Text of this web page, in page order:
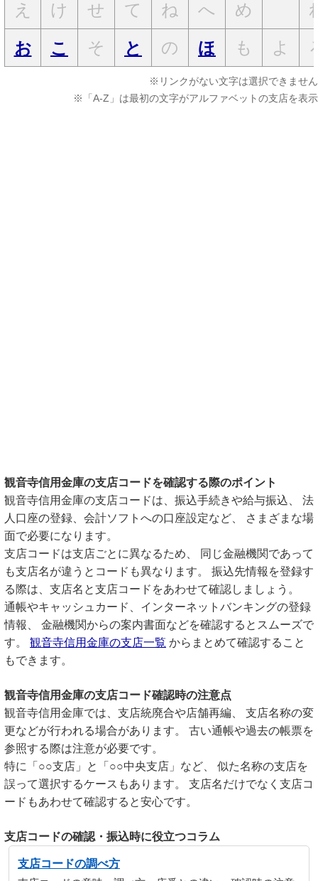
え
け せ て ね へ め
お
こ そ と の ほ も よ
※リンクがない文字は選択できません
※「A-Z」は最初の文字がアルファベットの支店を表示
観音寺信用金庫の支店コードを確認する際のポイント
観音寺信用金庫の支店コードは、振込手続きや給与振込、 法
人口座の登録、会計ソフトへの口座設定など、 さまざまな場
面で必要になります。
支店コードは支店ごとに異なるため、 同じ金融機関であって
も支店名が違うとコードも異なります。 振込先情報を登録す
る際は、支店名と支店コードをあわせて確認しましょう。
通帳やキャッシュカード、インターネットバンキングの登録
情報、 金融機関からの案内書面などを確認するとスムーズで
す。 観音寺信用金庫の支店一覧 からまとめて確認すること
もできます。
観音寺信用金庫の支店コード確認時の注意点
観音寺信用金庫では、支店統廃合や店舗再編、 支店名称の変
更などが行われる場合があります。 古い通帳や過去の帳票を
参照する際は注意が必要です。
特に「○○支店」と「○○中央支店」など、 似た名称の支店を
誤って選択するケースもあります。 支店名だけでなく支店コ
ードもあわせて確認すると安心です。
支店コードの確認・振込時に役立つコラム
支店コードの調べ方